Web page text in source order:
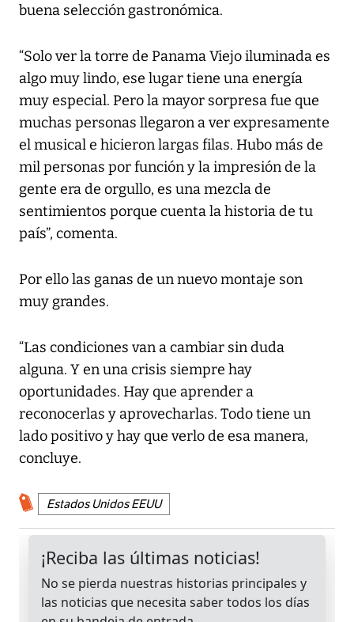
buena selección gastronómica.
“Solo ver la torre de Panama Viejo iluminada es
algo muy lindo, ese lugar tiene una energía
muy especial. Pero la mayor sorpresa fue que
muchas personas llegaron a ver expresamente
el musical e hicieron largas filas. Hubo más de
mil personas por función y la impresión de la
gente era de orgullo, es una mezcla de
sentimientos porque cuenta la historia de tu
país”, comenta.
Por ello las ganas de un nuevo montaje son
muy grandes.
“Las condiciones van a cambiar sin duda
alguna. Y en una crisis siempre hay
oportunidades. Hay que aprender a
reconocerlas y aprovecharlas. Todo tiene un
lado positivo y hay que verlo de esa manera,
concluye.
Estados Unidos EEUU